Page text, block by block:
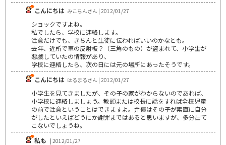
こんにちは みこちんさん | 2012/01/27
ショックですよね。
私でしたら、学校に連絡します。
注意だけでも、きちんと生徒に伝わればいいのかなとも。
去年、近所で車の反射板？（三角のもの）が盗まれて、小学生が
悪戯していたの情報があり、
学校に連絡したら、次の日には元の場所にあったそうです。
こんにちは はるまるさん | 2012/01/27
小学生を見てきましたが、その子の家がわからないのであれば、
小学校に連絡しましょう。教頭または校長に話をすれば全校児童
の前で注意ということはできますよ。弁償はその子が素直に自分
がしたといえばどうにか謝罪まではあると思いますが、多分出て
こないでしょうね。
私も | 2012/01/27